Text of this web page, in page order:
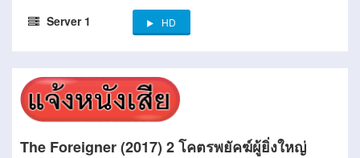
Server 1 HD
The Foreigner (2017) 2 โคตรพยัคฆ์ผู้ยิ่งใหญ่